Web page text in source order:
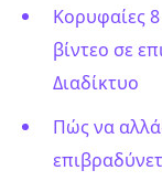
Κορυφαίες
βίντεο σε
Διαδίκτυο
Πώς να